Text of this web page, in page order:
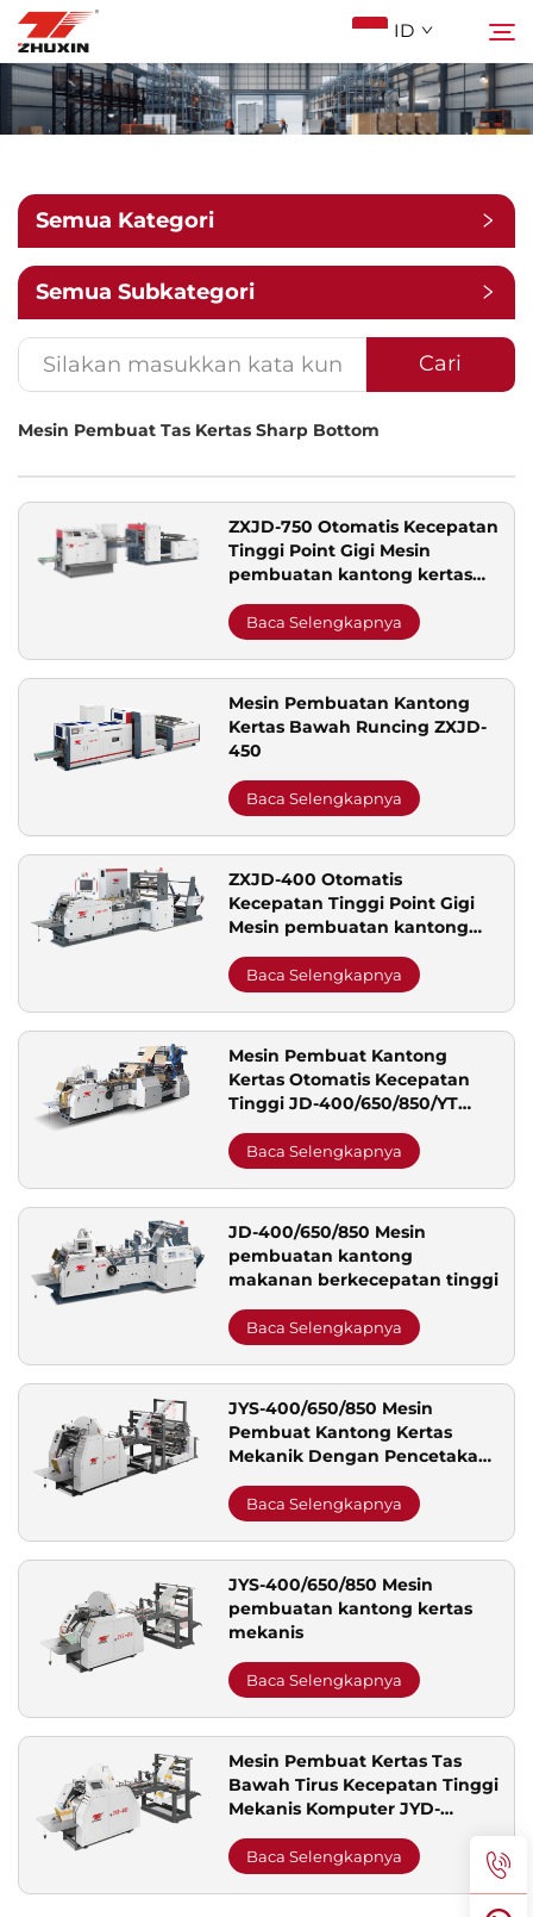
ID
Aplikasi
Perusahaan
Berita
Kontak
FAQ
Semua Kategori
Semua Subkategori
Cari
Mesin Pembuat Tas Kertas Sharp Bottom
ZXJD-750 Otomatis Kecepatan
Tinggi Point Gigi Mesin
pembuatan kantong kertas
Baca Selengkapnya
Mesin Pembuatan Kantong
Kertas Bawah Runcing ZXJD-
450
Baca Selengkapnya
ZXJD-400 Otomatis
Kecepatan Tinggi Point Gigi
Mesin pembuatan kantong
Baca Selengkapnya
Mesin Pembuat Kantong
Kertas Otomatis Kecepatan
Tinggi JD-400/650/850/YT
Baca Selengkapnya
JD-400/650/850 Mesin
pembuatan kantong
makanan berkecepatan tinggi
Baca Selengkapnya
JYS-400/650/850 Mesin
Pembuat Kantong Kertas
Mekanik Dengan Pencetakan
Baca Selengkapnya
JYS-400/650/850 Mesin
pembuatan kantong kertas
mekanis
Baca Selengkapnya
Mesin Pembuat Kertas Tas
Bawah Tirus Kecepatan Tinggi
Mekanis Komputer JYD-
Baca Selengkapnya